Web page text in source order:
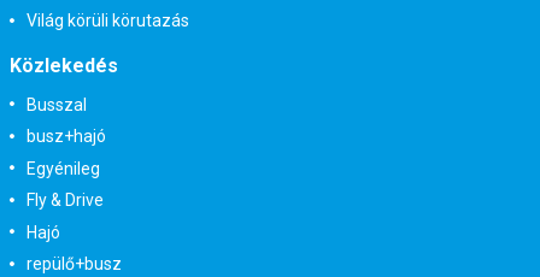
Világ körüli körutazás
Közlekedés
Busszal
busz+hajó
Egyénileg
Fly & Drive
Hajó
repülő+busz